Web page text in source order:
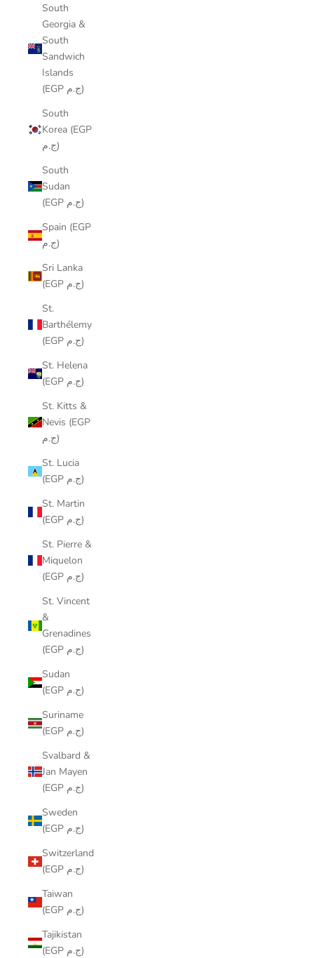
South
Georgia &
South
Sandwich
Islands
(EGP ج.م)
South
Korea (EGP
ج.م)
South
Sudan
(EGP ج.م)
Spain (EGP
ج.م)
Sri Lanka
(EGP ج.م)
St.
Barthélemy
(EGP ج.م)
St. Helena
(EGP ج.م)
St. Kitts &
Nevis (EGP
ج.م)
St. Lucia
(EGP ج.م)
St. Martin
(EGP ج.م)
St. Pierre &
Miquelon
(EGP ج.م)
St. Vincent
&
Grenadines
(EGP ج.م)
Sudan
(EGP ج.م)
Suriname
(EGP ج.م)
Svalbard &
Jan Mayen
(EGP ج.م)
Sweden
(EGP ج.م)
Switzerland
(EGP ج.م)
Taiwan
(EGP ج.م)
Tajikistan
(EGP ج.م)